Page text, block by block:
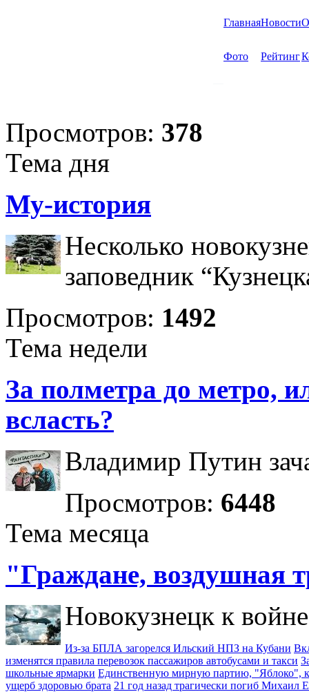
ГлавнаяНовости
Фото Рейтинг
Просмотров: 378
Тема дня
Му-история
Несколько
заповедник
Просмотров: 1492
Тема недели
За полметра до метро,
всласть?
Владимир Путин
Просмотров: 6448
Тема месяца
"Граждане, воздушная
Новокузнецк к
Из-за БПЛА загорелся Ильский НПЗ на Кубани
изменятся правила перевозок пассажиров автобусами и такси
школьные ярмарки Единственную мирную партию, "Яблоко",
ущерб здоровью брата 21 год назад трагически погиб Михаил